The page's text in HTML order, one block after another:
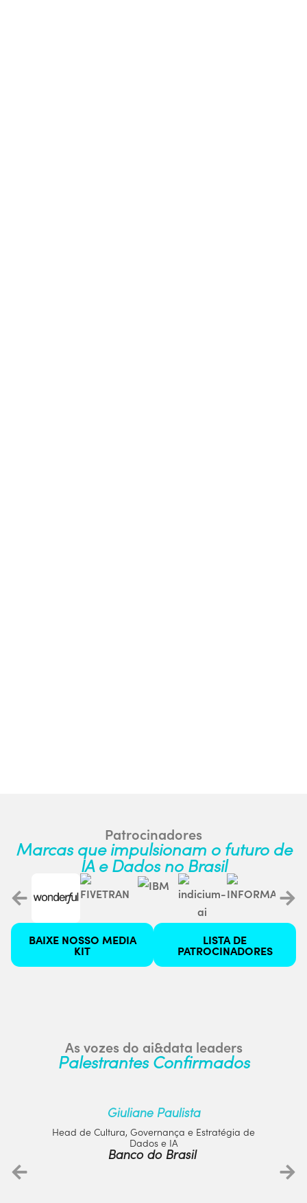
Patrocinadores
Marcas que impulsionam o futuro de
IA e Dados no Brasil
BAIXE NOSSO MEDIA
KIT
LISTA DE
PATROCINADORES
As vozes do ai&data leaders
Palestrantes Confirmados
Giuliane Paulista
Head de Cultura, Governança e Estratégia de
Dados e IA
Banco do Brasil